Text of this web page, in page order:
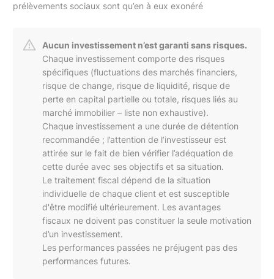
prélèvements sociaux sont qu’en à eux exonéré
Aucun investissement n’est garanti sans risques.
Chaque investissement comporte des risques
spécifiques (fluctuations des marchés financiers,
risque de change, risque de liquidité, risque de
perte en capital partielle ou totale, risques liés au
marché immobilier – liste non exhaustive).
Chaque investissement a une durée de détention
recommandée ; l’attention de l’investisseur est
attirée sur le fait de bien vérifier l’adéquation de
cette durée avec ses objectifs et sa situation.
Le traitement fiscal dépend de la situation
individuelle de chaque client et est susceptible
d'être modifié ultérieurement. Les avantages
fiscaux ne doivent pas constituer la seule motivation
d’un investissement.
Les performances passées ne préjugent pas des
performances futures.